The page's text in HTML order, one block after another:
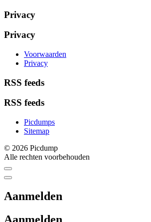
Privacy
Privacy
Voorwaarden
Privacy
RSS feeds
RSS feeds
Picdumps
Sitemap
© 2026 Picdump
Alle rechten voorbehouden
Aanmelden